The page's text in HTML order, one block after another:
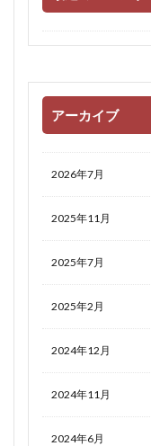
アーカイブ
2026年7月
2025年11月
2025年7月
2025年2月
2024年12月
2024年11月
2024年6月